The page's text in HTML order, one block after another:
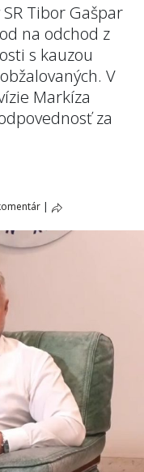
Tibor Gašpar
na odchod z
s kauzou
V
Markíza
za
|